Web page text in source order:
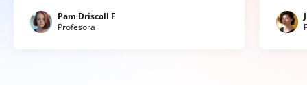
Pam Driscoll F
Profesora